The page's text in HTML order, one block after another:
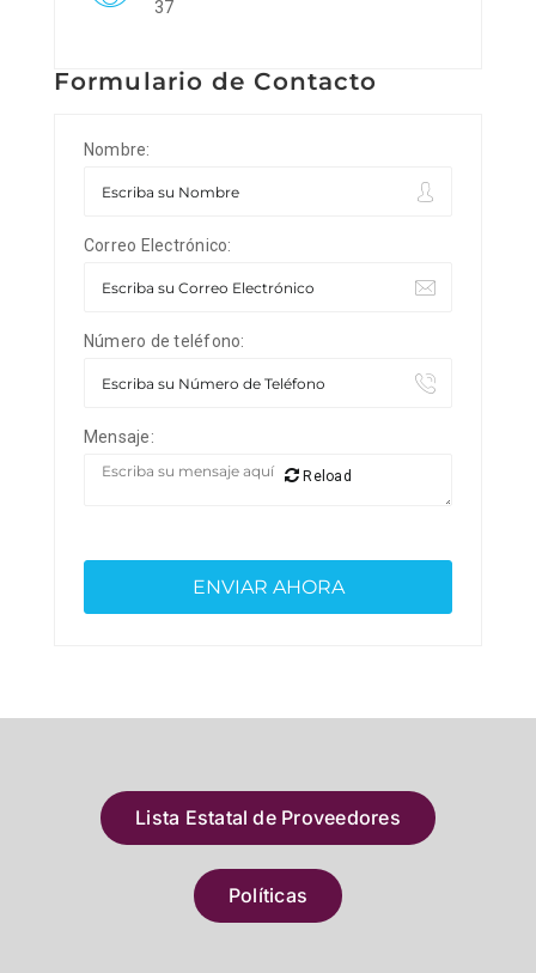
37
Formulario de Contacto
Nombre:
Correo Electrónico:
Número de teléfono:
Mensaje:
Reload
Lista Estatal de Proveedores
Políticas